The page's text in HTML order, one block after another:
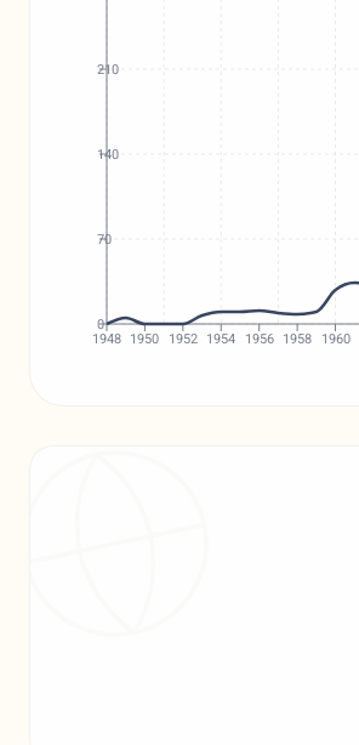
1948 1950 1952 1954 1956 1958 1960
0
70
140
210